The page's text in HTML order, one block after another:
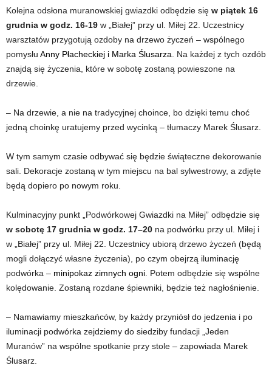
Kolejna odsłona muranowskiej gwiazdki odbędzie się w piątek 16
grudnia w godz. 16-19 w „Białej” przy ul. Miłej 22. Uczestnicy
warsztatów przygotują ozdoby na drzewo życzeń – wspólnego
pomysłu Anny Płacheckiej i Marka Ślusarza. Na każdej z tych ozdób
znajdą się życzenia, które w sobotę zostaną powieszone na
drzewie.
– Na drzewie, a nie na tradycyjnej choince, bo dzięki temu choć
jedną choinkę uratujemy przed wycinką – tłumaczy Marek Ślusarz.
W tym samym czasie odbywać się będzie świąteczne dekorowanie
sali. Dekoracje zostaną w tym miejscu na bal sylwestrowy, a zdjęte
będą dopiero po nowym roku.
Kulminacyjny punkt „Podwórkowej Gwiazdki na Miłej” odbędzie się
w sobotę 17 grudnia w godz. 17–20 na podwórku przy ul. Miłej i
w „Białej” przy ul. Miłej 22. Uczestnicy ubiorą drzewo życzeń (będą
mogli dołączyć własne życzenia), po czym obejrzą iluminację
podwórka – minipokaz zimnych ogni. Potem odbędzie się wspólne
kolędowanie. Zostaną rozdane śpiewniki, będzie też nagłośnienie.
– Namawiamy mieszkańców, by każdy przyniósł do jedzenia i po
iluminacji podwórka zejdziemy do siedziby fundacji „Jeden
Muranów” na wspólne spotkanie przy stole – zapowiada Marek
Ślusarz.